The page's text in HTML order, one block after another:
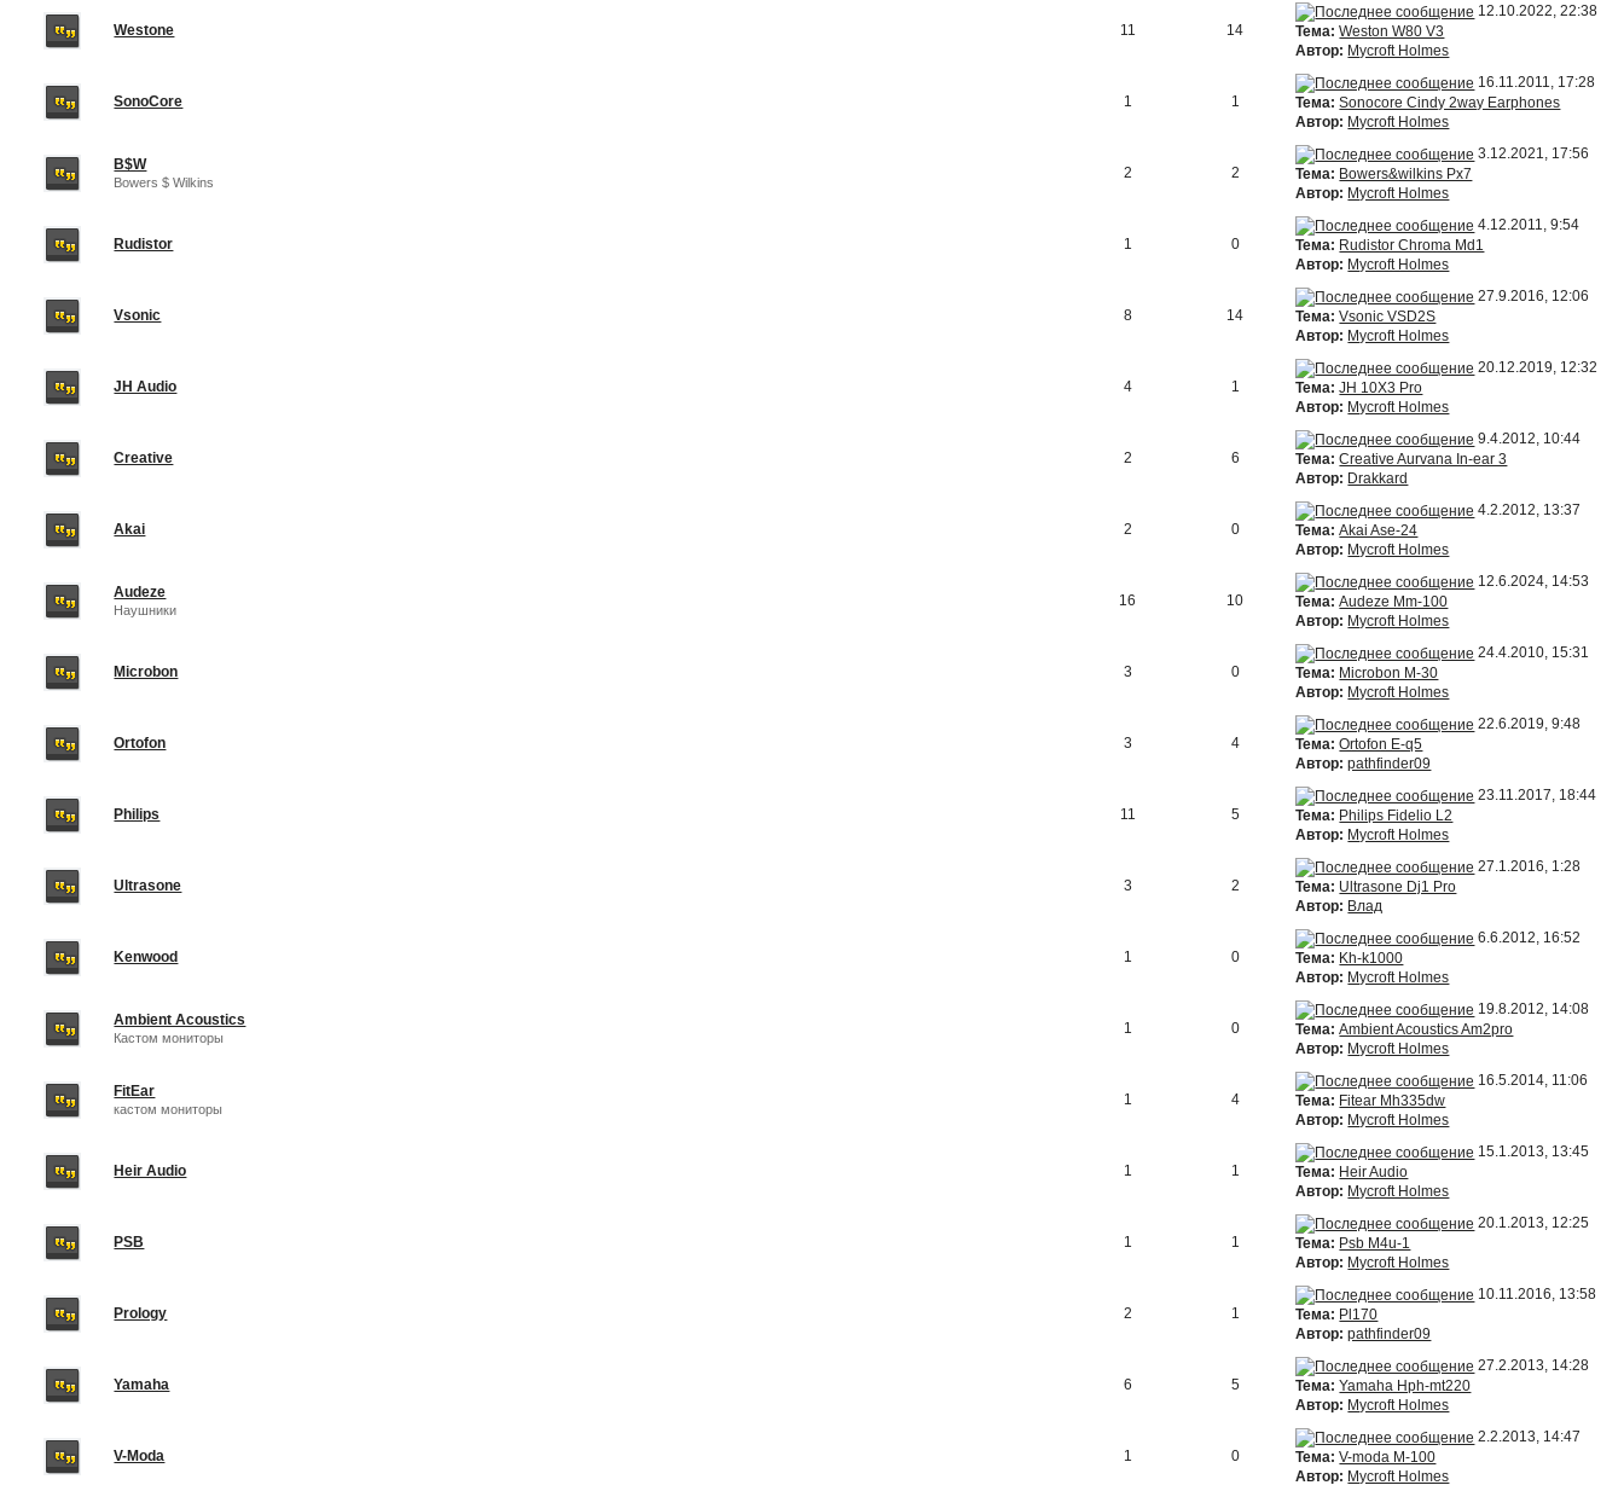
Westone 11 14
12.10.2022, 22:38
Тема: Weston W80 V3
Автор: Mycroft Holmes
SonoCore 1 1
16.11.2011, 17:28
Тема: Sonocore Cindy 2way Earphones
Автор: Mycroft Holmes
B$W
Bowers $ Wilkins
2 2
3.12.2021, 17:56
Тема: Bowers&wilkins Px7
Автор: Mycroft Holmes
Rudistor 1 0
4.12.2011, 9:54
Тема: Rudistor Chroma Md1
Автор: Mycroft Holmes
Vsonic 8 14
27.9.2016, 12:06
Тема: Vsonic VSD2S
Автор: Mycroft Holmes
JH Audio 4 1
20.12.2019, 12:32
Тема: JH 10X3 Pro
Автор: Mycroft Holmes
Creative 2 6
9.4.2012, 10:44
Тема: Creative Aurvana In-ear 3
Автор: Drakkard
Akai 2 0
4.2.2012, 13:37
Тема: Akai Ase-24
Автор: Mycroft Holmes
Audeze
Наушники
16 10
12.6.2024, 14:53
Тема: Audeze Mm-100
Автор: Mycroft Holmes
Microbon 3 0
24.4.2010, 15:31
Тема: Microbon M-30
Автор: Mycroft Holmes
Ortofon 3 4
22.6.2019, 9:48
Тема: Ortofon E-q5
Автор: pathfinder09
Philips 11 5
23.11.2017, 18:44
Тема: Philips Fidelio L2
Автор: Mycroft Holmes
Ultrasone 3 2
27.1.2016, 1:28
Тема: Ultrasone Dj1 Pro
Автор: Влад
Kenwood 1 0
6.6.2012, 16:52
Тема: Kh-k1000
Автор: Mycroft Holmes
Ambient Acoustics
Кастом мониторы
1 0
19.8.2012, 14:08
Тема: Ambient Acoustics Am2pro
Автор: Mycroft Holmes
FitEar
кастом мониторы
1 4
16.5.2014, 11:06
Тема: Fitear Mh335dw
Автор: Mycroft Holmes
Heir Audio 1 1
15.1.2013, 13:45
Тема: Heir Audio
Автор: Mycroft Holmes
PSB 1 1
20.1.2013, 12:25
Тема: Psb M4u-1
Автор: Mycroft Holmes
Prology 2 1
10.11.2016, 13:58
Тема: Pl170
Автор: pathfinder09
Yamaha 6 5
27.2.2013, 14:28
Тема: Yamaha Hph-mt220
Автор: Mycroft Holmes
V-Moda 1 0
2.2.2013, 14:47
Тема: V-moda M-100
Автор: Mycroft Holmes